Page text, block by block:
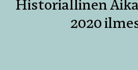
Historiallinen
2020